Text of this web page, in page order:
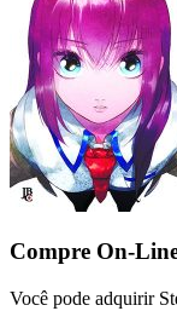
Compre On-
Você pode adquirir